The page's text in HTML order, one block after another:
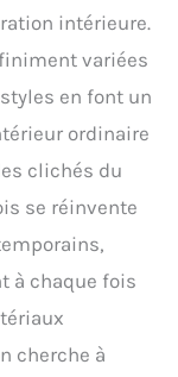
intérieure.
variées
en font un
ordinaire
clichés du
se réinvente
à chaque fois
cherche à